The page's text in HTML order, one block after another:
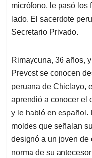
micrófono, le pasó los
lado. El sacerdote
Secretario Privado.
Rimaycuna, 36 años,
Prevost se conocen
peruana de Chiclayo,
aprendió a conocer el
y le habló en español.
moldes que señalan
designó a un joven de
norma de su